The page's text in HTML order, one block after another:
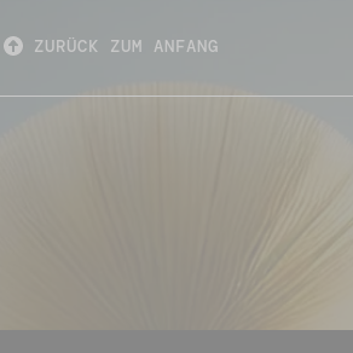
ZURÜCK ZUM ANFANG